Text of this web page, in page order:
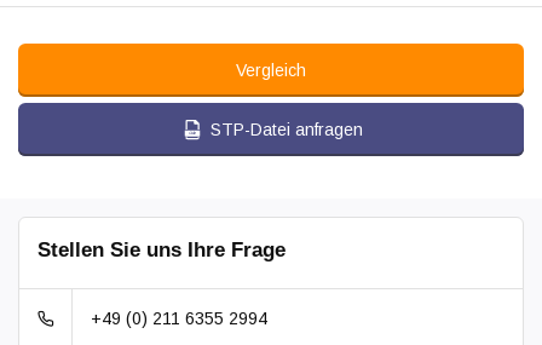
Vergleich
STP-Datei anfragen
Stellen Sie uns Ihre Frage
+49 (0) 211 6355 2994